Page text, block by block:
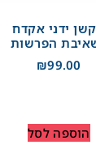
ידני אקדח
הפרשות
₪99.00
הוספה לסל